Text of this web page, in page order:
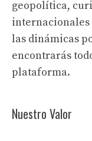
geopolítica,
internacionales
las dinámicas
encontrarás
plataforma.
Nuestro Valor